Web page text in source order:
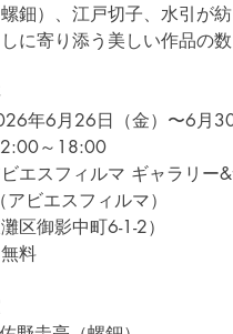
鈿）、江戸切子、水引が
に寄り添う美しい作品の
年6月26日（金）〜6月30
～18:00
ビエスフィルマ ギャラリー
アビエスフィルマ）
区御影中町6-1-2）
料